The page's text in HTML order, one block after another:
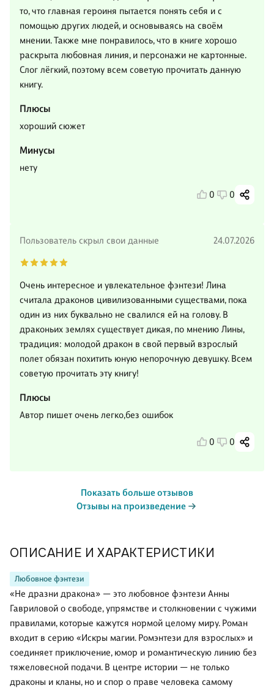
ОПИСАНИЕ И ХАРАКТЕРИСТИКИ
Любовное фэнтези
«Не дразни дракона» — это любовное фэнтези Анны
Гавриловой о свободе, упрямстве и столкновении с чужими
правилами, которые кажутся нормой целому миру. Роман
входит в серию «Искры магии. Ромэнтези для взрослых» и
соединяет приключение, юмор и романтическую линию без
тяжеловесной подачи. В центре истории — не только
драконы и кланы, но и спор о праве человека самому
то, что главная героиня пытается понять себя и с
помощью других людей, и основываясь на своём
мнении. Также мне понравилось, что в книге хорошо
раскрыта любовная линия, и персонажи не картонные.
Слог лёгкий, поэтому всем советую прочитать данную
книгу.
Плюсы
хороший сюжет
Минусы
нету
0 0
Пользователь скрыл свои данные 24.07.2026
Очень интересное и увлекательное фэнтези! Лина
считала драконов цивилизованными существами, пока
один из них буквально не свалился ей на голову. В
драконьих землях существует дикая, по мнению Лины,
традиция: молодой дракон в свой первый взрослый
полет обязан похитить юную непорочную девушку. Всем
советую прочитать эту книгу!
Плюсы
Автор пишет очень легко,без ошибок
0 0
Показать больше отзывов
Отзывы на произведение